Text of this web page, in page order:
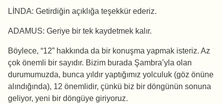
LİNDA: Getirdiğin açıklığa teşekkür ederiz.
ADAMUS: Geriye bir tek kaydetmek kalır.
Böylece, “12” hakkında da bir konuşma yapmak isteriz. Az
çok önemli bir sayıdır. Bizim burada Şambra’yla olan
durumumuzda, bunca yıldır yaptığımız yolculuk (göz önüne
alındığında), 12 önemlidir, çünkü biz bir döngünün sonuna
geliyor, yeni bir döngüye giriyoruz.